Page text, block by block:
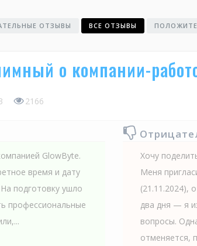
ОТЗЫВЫ ВСЕ ОТЗЫВЫ
о компании-
2166
GlowByte.
время и дату
подготовку ушло
профессиональные
Хочу
Меня
(21.11.2024),
два дня — я
вопросы.
отменяется,